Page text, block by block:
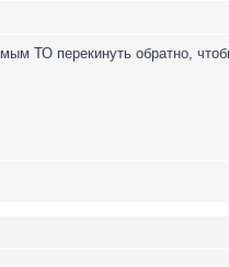
ТО перекинуть обратно,